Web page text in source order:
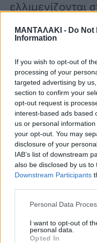
ΜΑΝΤΑΛΑΚΙ - Do Not
Information
If you wish to opt-out of
processing of your
targeted advertising by
section to confirm your
opt-out request is
interest-based ads based
us or personal
your opt-out. You may
disclosure of your
IAB’s list of downstream
also be disclosed by us to
Downstream Participants
Personal Data
I want to opt-out of
personal data.
Opted In
ελλιμενίζονται
αυτά
τα ξενοδοχεία
το Κιοτάρι σε
παραλία
ακυρώνονται
ΔΕΣ ΡΟΔΑ και ο
κατευθυνθεί
προκειμένου να
και κατοίκους.
Μια σειρά από
καταγράφουν